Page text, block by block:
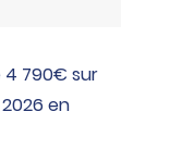
4 790€ sur
en